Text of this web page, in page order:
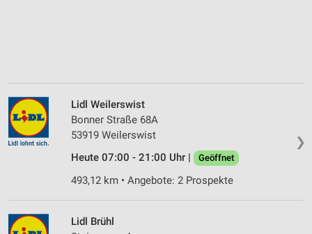
❯
Lidl Weilerswist
Bonner Straße 68A
53919 Weilerswist
Heute 07:00 - 21:00 Uhr |
Geöffnet
493,12 km • Angebote: 2 Prospekte
Lidl Brühl